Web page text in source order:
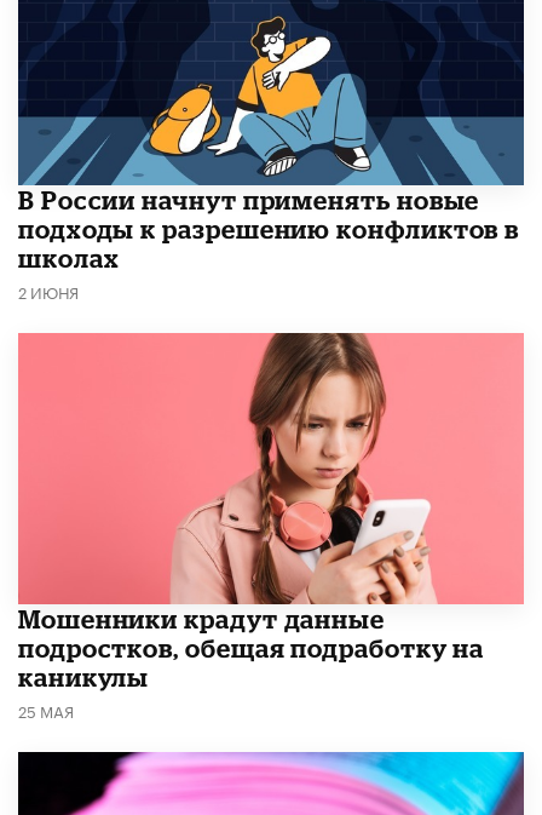
В России начнут применять новые
подходы к разрешению конфликтов в
школах
2 ИЮНЯ
Мошенники крадут данные
подростков, обещая подработку на
каникулы
25 МАЯ